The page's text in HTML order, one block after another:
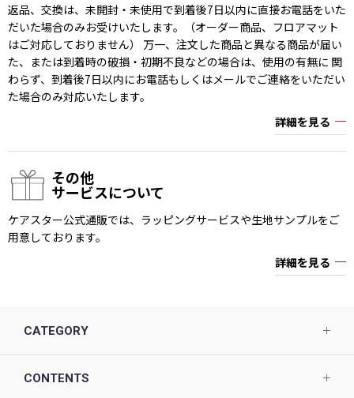
返品、交換は、未開封・未使用で到着後7日以内に直接お電話をいた
だいた場合のみお受けいたします。（オーダー商品、フロアマット
はご対応しておりません） 万一、注文した商品と異なる商品が届い
た、または到着時の破損・初期不良などの場合は、使用の有無に 関
わらず、到着後7日以内にお電話もしくはメールでご連絡をいただい
た場合のみ対応いたします。
詳細を見る
その他
サービスについて
ケアスター公式通販では、ラッピングサービスや生地サンプルをご
用意しております。
詳細を見る
CATEGORY
CONTENTS